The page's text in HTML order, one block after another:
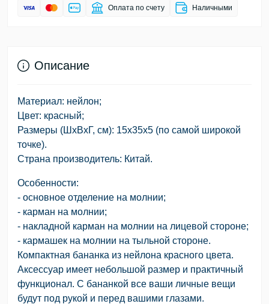
Оплата по счету Наличными
Описание
Материал: нейлон;
Цвет: красный;
Размеры (ШхВхГ, см): 15х35х5 (по самой широкой
точке).
Страна производитель: Китай.
Особенности:
- основное отделение на молнии;
- карман на молнии;
- накладной карман на молнии на лицевой стороне;
- кармашек на молнии на тыльной стороне.
Компактная бананка из нейлона красного цвета.
Аксессуар имеет небольшой размер и практичный
функционал. С бананкой все ваши личные вещи
будут под рукой и перед вашими глазами.